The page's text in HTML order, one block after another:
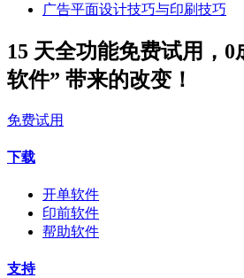
广告平面设计技巧与印刷技巧
15 天全功能免费试用，0
软件” 带来的改变！
免费试用
下载
开单软件
印前软件
帮助软件
支持